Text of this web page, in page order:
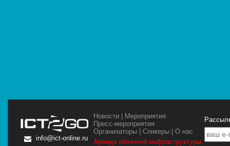
info@ict-online.ru
Новости | Мероприятия
Пресс-мероприятия
Организаторы |Спикеры |О нас
Аренда облачной инфраструктуры